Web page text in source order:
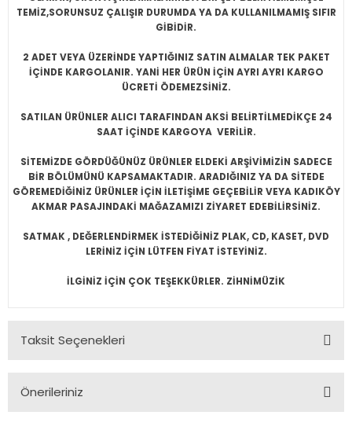
TEMİZ,SORUNSUZ ÇALIŞIR DURUMDA YA DA KULLANILMAMIŞ SIFIR
GİBİDİR.
2 ADET VEYA ÜZERİNDE YAPTIĞINIZ SATIN ALMALAR TEK PAKET
İÇİNDE KARGOLANIR. YANİ HER ÜRÜN İÇİN AYRI AYRI KARGO
ÜCRETİ ÖDEMEZSİNİZ.
SATILAN ÜRÜNLER ALICI TARAFINDAN AKSİ BELİRTİLMEDİKÇE 24
SAAT İÇİNDE KARGOYA VERİLİR.
SİTEMİZDE GÖRDÜĞÜNÜZ ÜRÜNLER ELDEKİ ARŞİVİMİZİN SADECE
BİR BÖLÜMÜNÜ KAPSAMAKTADIR. ARADIĞINIZ YA DA SİTEDE
GÖREMEDİĞİNİZ ÜRÜNLER İÇİN İLETİŞİME GEÇEBİLİR VEYA KADIKÖY
AKMAR PASAJINDAKİ MAĞAZAMIZI ZİYARET EDEBİLİRSİNİZ.
SATMAK , DEĞERLENDİRMEK İSTEDİĞİNİZ PLAK, CD, KASET, DVD
LERİNİZ İÇİN LÜTFEN FİYAT İSTEYİNİZ.
İLGİNİZ İÇİN ÇOK TEŞEKKÜRLER. ZİHNİMÜZİK
Taksit Seçenekleri
Önerileriniz